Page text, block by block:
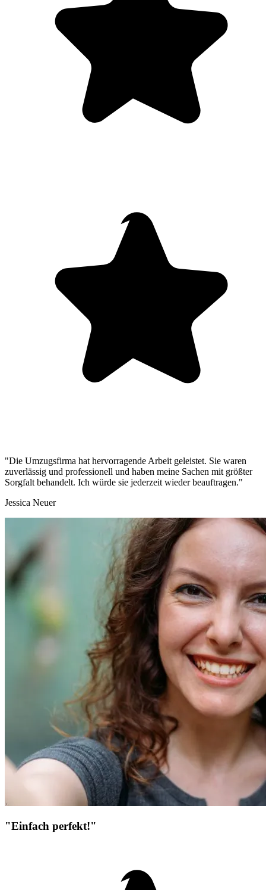
"Die Umzugsfirma hat hervorragende Arbeit geleistet. Sie waren
zuverlässig und professionell und haben meine Sachen mit größter
Sorgfalt behandelt. Ich würde sie jederzeit wieder beauftragen."
Jessica Neuer
"Einfach perfekt!"